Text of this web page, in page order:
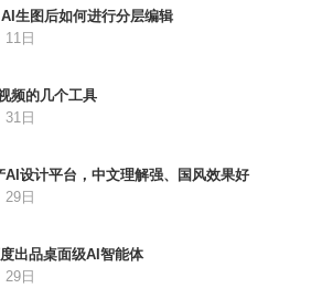
生图后如何进行分层编辑
日
频的几个工具
日
AI设计平台，中文理解强、国风效果好
日
出品桌面级AI智能体
日